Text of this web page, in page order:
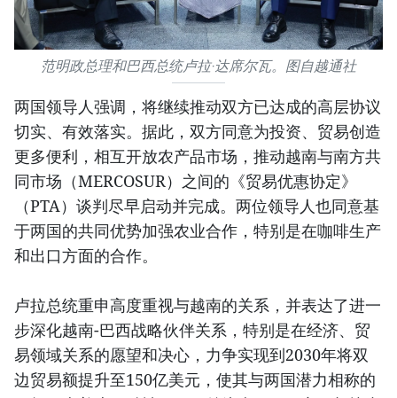
范明政总理和巴西总统卢拉·达席尔瓦。图自越通社
两国领导人强调，将继续推动双方已达成的高层协议
切实、有效落实。据此，双方同意为投资、贸易创造
更多便利，相互开放农产品市场，推动越南与南方共
同市场（MERCOSUR）之间的《贸易优惠协定》
（PTA）谈判尽早启动并完成。两位领导人也同意基
于两国的共同优势加强农业合作，特别是在咖啡生产
和出口方面的合作。
卢拉总统重申高度重视与越南的关系，并表达了进一
步深化越南-巴西战略伙伴关系，特别是在经济、贸
易领域关系的愿望和决心，力争实现到2030年将双
边贸易额提升至150亿美元，使其与两国潜力相称的